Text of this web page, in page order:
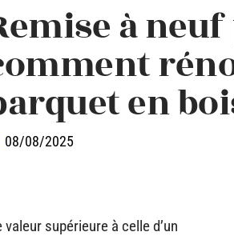
à
en
08/08/2025
supérieure à celle d’un